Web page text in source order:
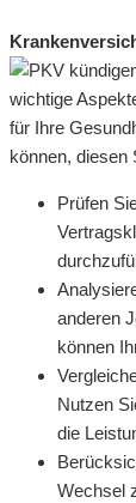
wichtige
für Ihre
können, diesen
Prüfen
anderen
können
Nutzen
die
Wechsel